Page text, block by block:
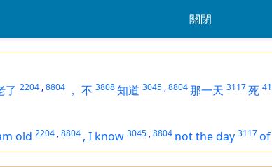
關閉
了 2204 ,8804 ， 不 3808知道 3045 ,8804那一天 3117死
old 2204 ,8804 , I know 3045 ,8804 not the day 3117